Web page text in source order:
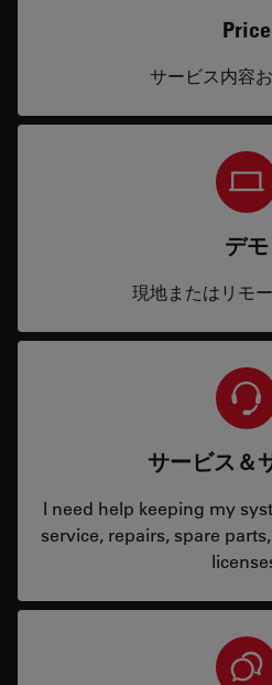
Price
サービス内容
デモ
現地またはリモ
サービス＆
I need help keeping my
service, repairs, spare